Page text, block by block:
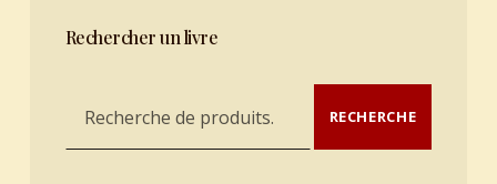
Rechercher un livre
Recherche pour : RECHERCHE